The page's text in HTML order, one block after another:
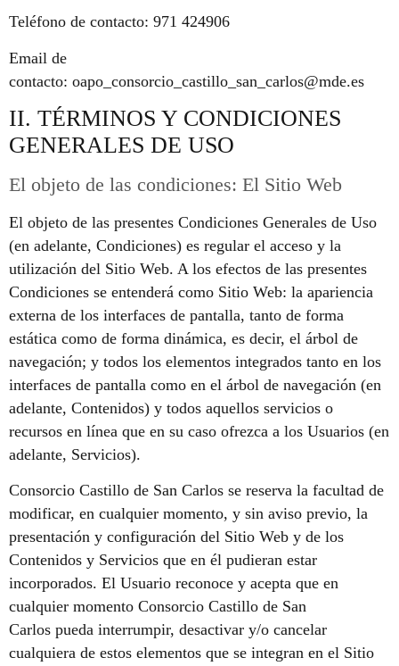
Teléfono de contacto: 971 424906
Email de
contacto: oapo_consorcio_castillo_san_carlos@mde.es
II. TÉRMINOS Y CONDICIONES
GENERALES DE USO
El objeto de las condiciones: El Sitio Web
El objeto de las presentes Condiciones Generales de Uso
(en adelante, Condiciones) es regular el acceso y la
utilización del Sitio Web. A los efectos de las presentes
Condiciones se entenderá como Sitio Web: la apariencia
externa de los interfaces de pantalla, tanto de forma
estática como de forma dinámica, es decir, el árbol de
navegación; y todos los elementos integrados tanto en los
interfaces de pantalla como en el árbol de navegación (en
adelante, Contenidos) y todos aquellos servicios o
recursos en línea que en su caso ofrezca a los Usuarios (en
adelante, Servicios).
Consorcio Castillo de San Carlos se reserva la facultad de
modificar, en cualquier momento, y sin aviso previo, la
presentación y configuración del Sitio Web y de los
Contenidos y Servicios que en él pudieran estar
incorporados. El Usuario reconoce y acepta que en
cualquier momento Consorcio Castillo de San
Carlos pueda interrumpir, desactivar y/o cancelar
cualquiera de estos elementos que se integran en el Sitio